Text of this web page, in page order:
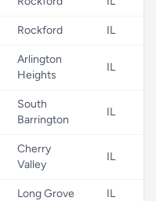
Rockford IL
Arlington
Heights
IL
South
Barrington
IL
Cherry
Valley
IL
Long Grove IL